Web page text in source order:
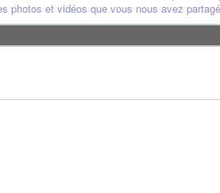
photos et vidéos que vous nous avez